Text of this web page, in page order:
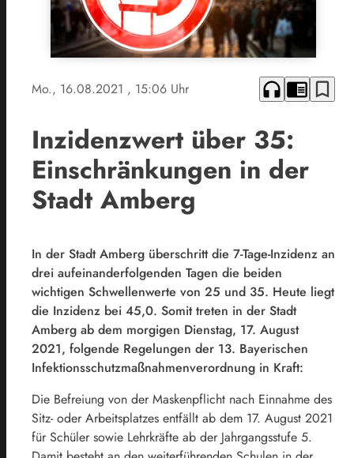
Mo., 16.08.2021 , 15:06 Uhr headphones chrome_reader_mode bookmark_border
Inzidenzwert über 35:
Einschränkungen in der
Stadt Amberg
In der Stadt Amberg überschritt die 7-Tage-Inzidenz an
drei aufeinanderfolgenden Tagen die beiden
wichtigen Schwellenwerte von 25 und 35. Heute liegt
die Inzidenz bei 45,0. Somit treten in der Stadt
Amberg ab dem morgigen Dienstag, 17. August
2021, folgende Regelungen der 13. Bayerischen
Infektionsschutzmaßnahmenverordnung in Kraft:
Die Befreiung von der Maskenpflicht nach Einnahme des
Sitz- oder Arbeitsplatzes entfällt ab dem 17. August 2021
für Schüler sowie Lehrkräfte ab der Jahrgangsstufe 5.